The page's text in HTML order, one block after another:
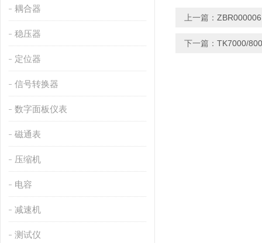
耦合器
稳压器
定位器
信号转换器
数字面板仪表
磁通表
压缩机
电容
减速机
测试仪
上一篇：
下一篇： TK7000/